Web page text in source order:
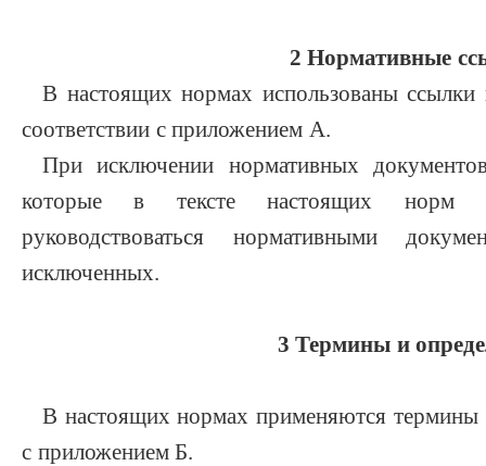
2 Нормативные
В настоящих нормах использованы
соответствии с приложением А.
При исключении нормативных
которые в тексте настоящих норм
руководствоваться нормативными
исключенных.
3 Термины и
В настоящих нормах применяются термины
с приложением Б.